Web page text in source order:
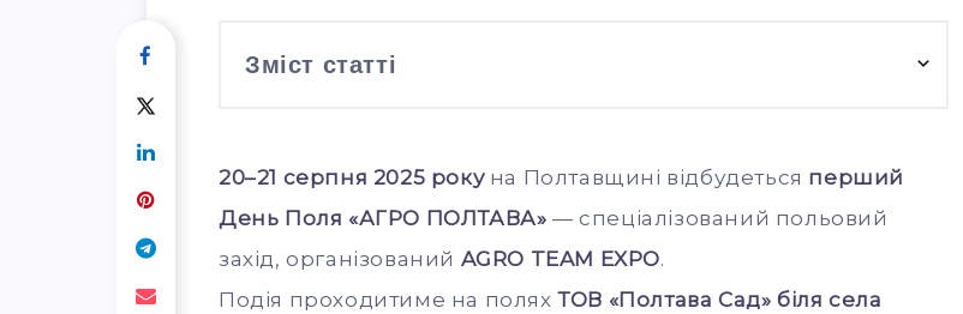
Зміст статті
20–21 серпня 2025 рокуна Полтавщині відбудеться перший
День Поля «АГРО ПОЛТАВА» — спеціалізований польовий
захід, організований AGRO TEAM EXPO.
Подія проходитиме на поляхТОВ «Полтава Сад» біля села